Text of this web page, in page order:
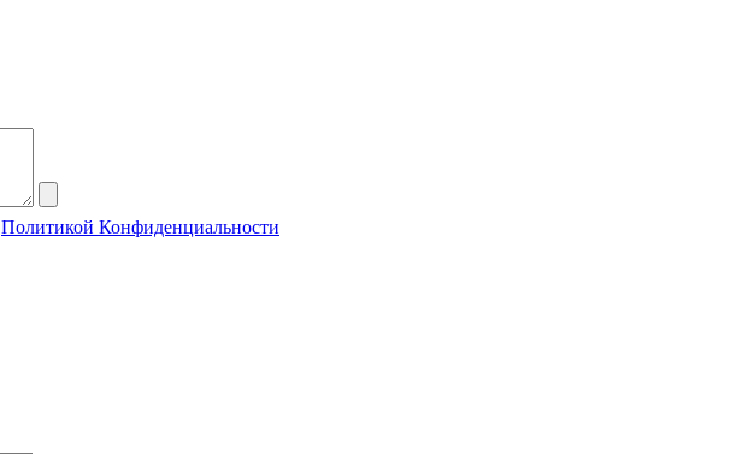
Политикой Конфиденциальности